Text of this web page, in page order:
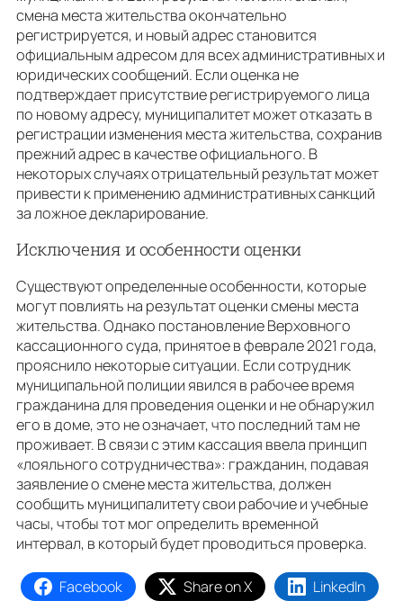
смена места жительства окончательно
регистрируется, и новый адрес становится
официальным адресом для всех административных и
юридических сообщений. Если оценка не
подтверждает присутствие регистрируемого лица
по новому адресу, муниципалитет может отказать в
регистрации изменения места жительства, сохранив
прежний адрес в качестве официального. В
некоторых случаях отрицательный результат может
привести к применению административных санкций
за ложное декларирование.
Исключения и особенности оценки
Существуют определенные особенности, которые
могут повлиять на результат оценки смены места
жительства. Однако постановление Верховного
кассационного суда, принятое в феврале 2021 года,
прояснило некоторые ситуации. Если сотрудник
муниципальной полиции явился в рабочее время
гражданина для проведения оценки и не обнаружил
его в доме, это не означает, что последний там не
проживает. В связи с этим кассация ввела принцип
«лояльного сотрудничества»: гражданин, подавая
заявление о смене места жительства, должен
сообщить муниципалитету свои рабочие и учебные
часы, чтобы тот мог определить временной
интервал, в который будет проводиться проверка.
Facebook Share on X
LinkedIn